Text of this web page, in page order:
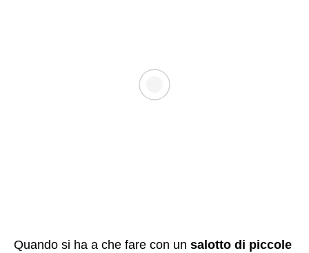
Quando si ha a che fare con un salotto di piccole